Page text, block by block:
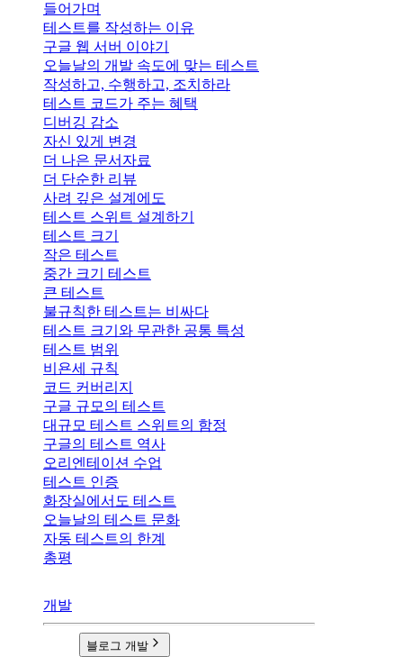
들어가며
테스트를 작성하는 이유
구글 웹 서버 이야기
오늘날의 개발 속도에 맞는 테스트
작성하고, 수행하고, 조치하라
테스트 코드가 주는 혜택
디버깅 감소
자신 있게 변경
더 나은 문서자료
더 단순한 리뷰
사려 깊은 설계에도
테스트 스위트 설계하기
테스트 크기
작은 테스트
중간 크기 테스트
큰 테스트
불규칙한 테스트는 비싸다
테스트 크기와 무관한 공통 특성
테스트 범위
비욘세 규칙
코드 커버리지
구글 규모의 테스트
대규모 테스트 스위트의 함정
구글의 테스트 역사
오리엔테이션 수업
테스트 인증
화장실에서도 테스트
오늘날의 테스트 문화
자동 테스트의 한계
총평
개발
블로그 개발